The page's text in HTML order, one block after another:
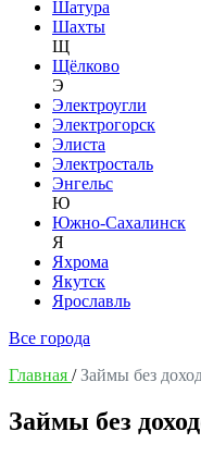
Шатура
Шахты
Щ
Щёлково
Э
Электроугли
Электрогорск
Элиста
Электросталь
Энгельс
Ю
Южно-Сахалинск
Я
Яхрома
Якутск
Ярославль
Все города
Главная /Займы без
Займы без